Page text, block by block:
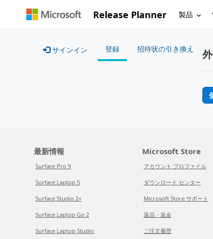
Release Planner 製品
サインイン 登録 招待状の引き換え
最新情報
Surface Pro 9
Surface Laptop 5
Surface Studio 2+
Surface Laptop Go 2
Surface Laptop Studio
Microsoft Store
アカウント プロファイル
ダウンロード センター
Microsoft Store サポート
返品・返金
ご注文履歴